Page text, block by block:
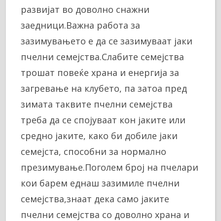
развијат во доволно снажни
заедници.Важна работа за
зазимувањето е да се зазимуваат јаки
пчелни семејства.Слабите семејства
трошат повеќе храна и енергија за
загревање на клубето, па затоа пред
зимата таквите пчелни семејства
треба да се спојуваат кон јаките или
средно јаките, како би добиле јаки
семејста, способни за нормално
презимување.Поголем број на пчелари
кои барем еднаш зазимиле пчелни
семејства,знаат дека само јаките
пчелни семејства со доволно храна и